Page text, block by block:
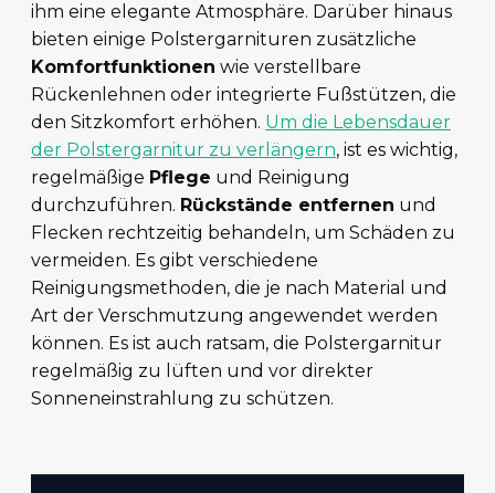
ihm eine elegante Atmosphäre. Darüber hinaus
bieten einige Polstergarnituren zusätzliche
Komfortfunktionen wie verstellbare
Rückenlehnen oder integrierte Fußstützen, die
den Sitzkomfort erhöhen. Um die Lebensdauer
der Polstergarnitur zu verlängern, ist es wichtig,
regelmäßige Pflege und Reinigung
durchzuführen. Rückstände entfernen und
Flecken rechtzeitig behandeln, um Schäden zu
vermeiden. Es gibt verschiedene
Reinigungsmethoden, die je nach Material und
Art der Verschmutzung angewendet werden
können. Es ist auch ratsam, die Polstergarnitur
regelmäßig zu lüften und vor direkter
Sonneneinstrahlung zu schützen.